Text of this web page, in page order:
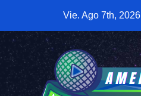
contenido
Vie. Ago 7th, 2026